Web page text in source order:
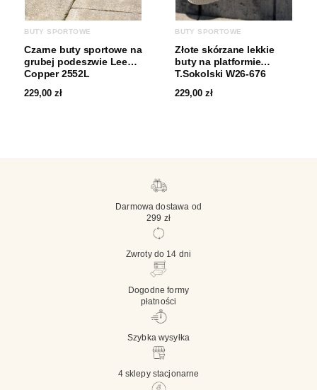
BUTY SPORTOWE
Czarne buty sportowe na
grubej podeszwie Lee
Copper 2552L
229,00zł
BUTY SPORTOWE
Złote skórzane lekkie
buty na platformie
T.Sokolski W26-676
229,00zł
Darmowa dostawa od
299 zł
Zwroty do 14 dni
Dogodne formy
płatności
Szybka wysyłka
4 sklepy stacjonarne